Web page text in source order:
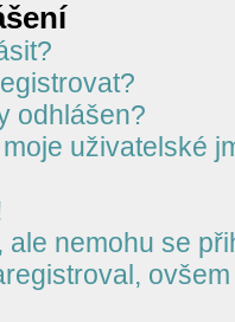
odhlášen?
uživatelské
nemohu se